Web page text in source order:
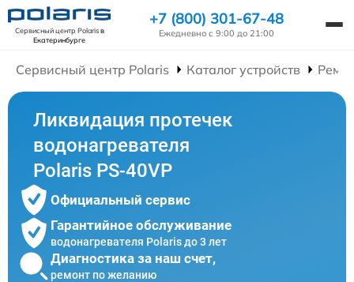
Сервисный центр Polarisв
Екатеринбурге
+7 (800) 301-67-48
Ежедневно с 9:00 до 21:00
Сервисный центр Polaris Каталог устройств
Ликвидация протечек
водонагревателя
Polaris PS-40VP
Официальный сервис
Гарантийное обслуживание
водонагревателя Polaris до 3 лет
Диагностика за наш счет,
ремонт по желанию